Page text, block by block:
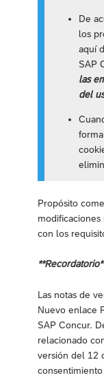
De
los
aquí
SAP
las
del
Propósito
con los
Las notas de
Nuevo enlace
SAP Concur.
relacionado
versión del 12